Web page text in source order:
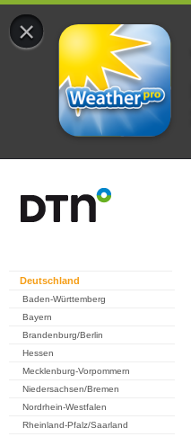
×
Deutschland
Baden-Württemberg
Bayern
Brandenburg/Berlin
Hessen
Mecklenburg-Vorpommern
Niedersachsen/Bremen
Nordrhein-Westfalen
Rheinland-Pfalz/Saarland